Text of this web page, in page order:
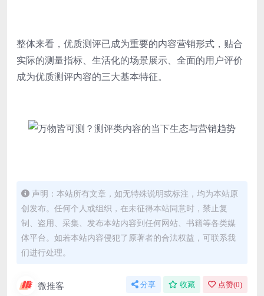
整体来看，优质测评已成为重要的内容营销形式，贴合
实际的测量指标、生活化的场景展示、全面的用户评价
成为优质测评内容的三大基本特征。
声明：本站所有文章，如无特殊说明或标注，均为本站原
创发布。任何个人或组织，在未征得本站同意时，禁止复
制、盗用、采集、发布本站内容到任何网站、书籍等各类媒
体平台。如若本站内容侵犯了原著者的合法权益，可联系我
们进行处理。
微推客 分享 收藏 点赞(0)